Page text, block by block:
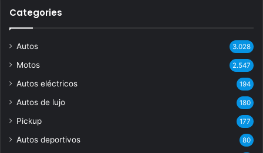
Categories
Autos 3.028
Motos 2.547
Autos eléctricos 194
Autos de lujo 180
Pickup 177
Autos deportivos 80